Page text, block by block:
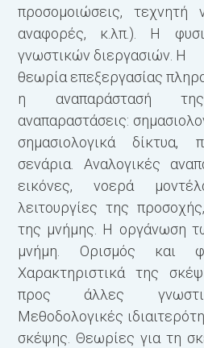
προσομοιώσεις, τεχνητή
αναφορές, κ.λπ.). Η
γνωστικών διεργασιών. Η
θεωρία επεξεργασίας
η αναπαράστασή της
αναπαραστάσεις:
σημασιολογικά δίκτυα,
σενάρια. Aναλογικές
εικόνες, νοερά
λειτουργίες της
της μνήμης. Η οργάνωση
μνήμη. Ορισμός και
Χαρακτηριστικά της
προς άλλες
Μεθοδολογικές
σκέψης. Θεωρίες για τη